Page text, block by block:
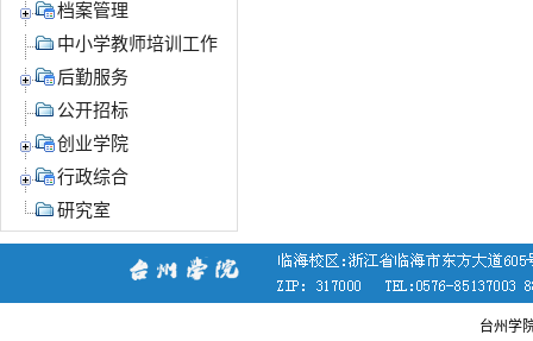
档案管理
中小学教师培训工作
后勤服务
公开招标
创业学院
行政综合
研究室
台州学